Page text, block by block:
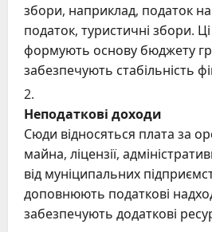
збори, наприклад, податок
податок, туристичні збори.
формують основу бюджету
забезпечують стабільність
Неподаткові доходи
Сюди відносяться плата за
майна, ліцензії,
від муніципальних
доповнюють податкові
забезпечують додаткові